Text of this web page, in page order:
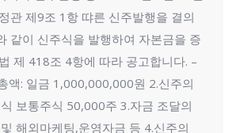
관 제9조 1항 땨른 신주발행을 결의
같이 신주식을 발행하여 자본금을 증
제 418조 4항에 따라 공고합니다. –
액: 일금 1,000,000,000원 2.신주의
보통주식 50,000주 3.자금 조달의
해외마케팅,운영자금 등 4.신주의